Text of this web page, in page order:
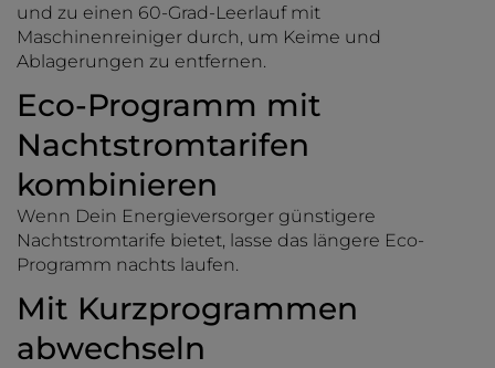
und zu einen 60-Grad-Leerlauf mit
Maschinenreiniger durch, um Keime und
Ablagerungen zu entfernen.
Eco-Programm mit
Nachtstromtarifen
kombinieren
Wenn Dein Energieversorger günstigere
Nachtstromtarife bietet, lasse das längere Eco-
Programm nachts laufen.
Mit Kurzprogrammen
abwechseln